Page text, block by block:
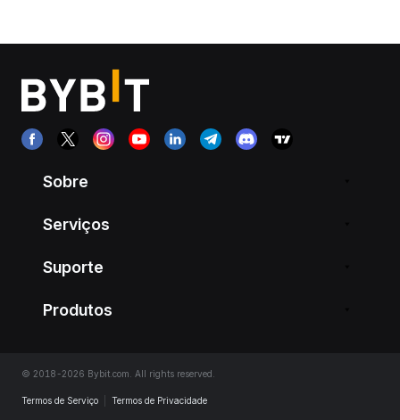
Sobre
Serviços
Suporte
Produtos
© 2018-2026 Bybit.com. All rights reserved.
Termos de Serviço Termos de Privacidade